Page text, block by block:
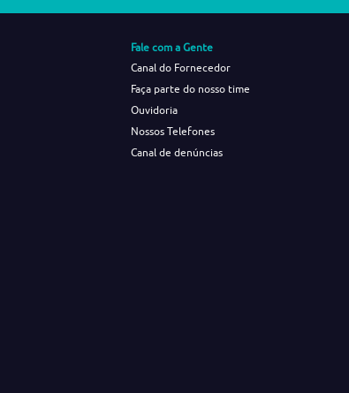
Fale com a Gente
Canal do Fornecedor
Faça parte do nosso time
Ouvidoria
Nossos Telefones
Canal de denúncias